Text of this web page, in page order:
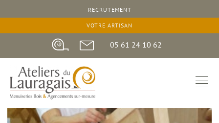
RECRUTEMENT
VOTRE ARTISAN
05 61 24 10 62